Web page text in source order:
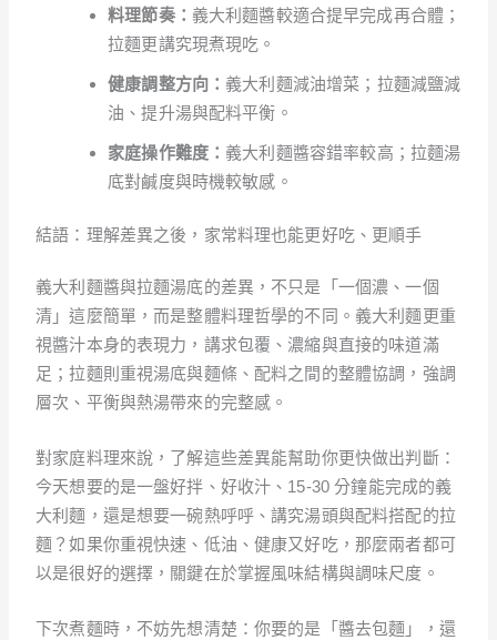
料理節奏： 義大利麵醬較適合提早完成再合體；
拉麵更講究現煮現吃。
健康調整方向： 義大利麵減油增菜；拉麵減鹽減
油、提升湯與配料平衡。
家庭操作難度： 義大利麵醬容錯率較高；拉麵湯
底對鹹度與時機較敏感。
結語：理解差異之後，家常料理也能更好吃、更順手
義大利麵醬與拉麵湯底的差異，不只是「一個濃、一個
清」這麼簡單，而是整體料理哲學的不同。義大利麵更重
視醬汁本身的表現力，講求包覆、濃縮與直接的味道滿
足；拉麵則重視湯底與麵條、配料之間的整體協調，強調
層次、平衡與熱湯帶來的完整感。
對家庭料理來說，了解這些差異能幫助你更快做出判斷：
今天想要的是一盤好拌、好收汁、15-30 分鐘能完成的義
大利麵，還是想要一碗熱呼呼、講究湯頭與配料搭配的拉
麵？如果你重視快速、低油、健康又好吃，那麼兩者都可
以是很好的選擇，關鍵在於掌握風味結構與調味尺度。
下次煮麵時，不妨先想清楚：你要的是「醬去包麵」，還